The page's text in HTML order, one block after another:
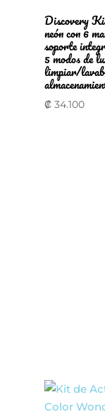
Discovery
neón con 6
soporte
5 modos de
limpiar/
₡34.100